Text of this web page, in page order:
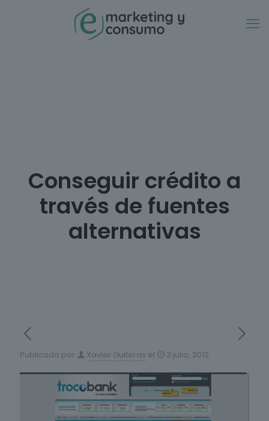
Conseguir crédito a
través de fuentes
alternativas
Publicado por Xavier Guiteras el 3 julio, 2012